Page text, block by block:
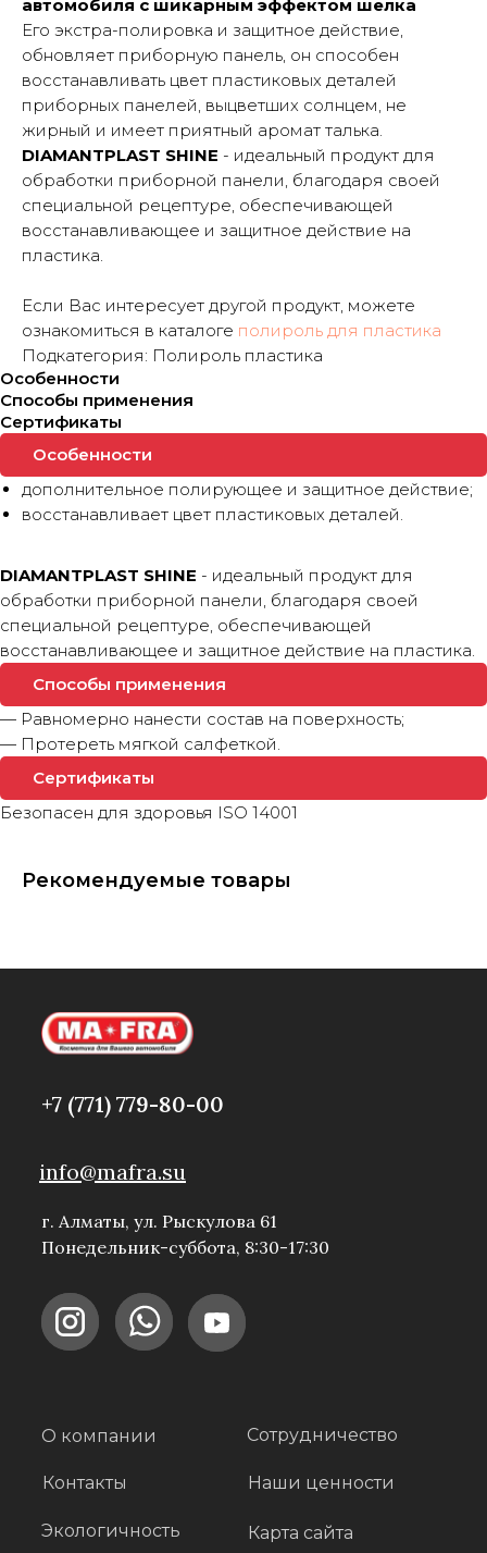
автомобиля с шикарным эффектом шелка
Его экстра-полировка и защитное действие,
обновляет приборную панель, он способен
восстанавливать цвет пластиковых деталей
приборных панелей, выцветших солнцем, не
жирный и имеет приятный аромат талька.
DIAMANTPLAST SHINE - идеальный продукт для
обработки приборной панели, благодаря своей
специальной рецептуре, обеспечивающей
восстанавливающее и защитное действие на
пластика.
Если Вас интересует другой продукт, можете
ознакомиться в каталоге полироль для пластика
Подкатегория: Полироль пластика
Особенности
Способы применения
Сертификаты
Особенности
дополнительное полирующее и защитное действие;
восстанавливает цвет пластиковых деталей.
DIAMANTPLAST SHINE - идеальный продукт для
обработки приборной панели, благодаря своей
специальной рецептуре, обеспечивающей
восстанавливающее и защитное действие на пластика.
Способы применения
— Равномерно нанести состав на поверхность;
— Протереть мягкой салфеткой.
Сертификаты
Безопасен для здоровья ISO 14001
Рекомендуемые товары
О компании Сотрудничество
Контакты
Экологичность
Наши ценности
+7 (771) 779-80-00
info@mafra.su
г. Алматы, ул. Рыскулова 61
Понедельник-суббота, 8:30-17:30
Карта сайта